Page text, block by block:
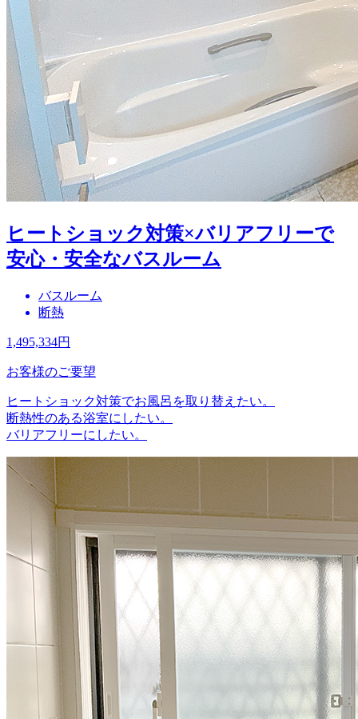
ヒートショック対策×バリアフリーで
安心・安全なバスルーム
バスルーム
断熱
1,495,334円
お客様のご要望
ヒートショック対策でお風呂を取り替えたい。
断熱性のある浴室にしたい。
バリアフリーにしたい。